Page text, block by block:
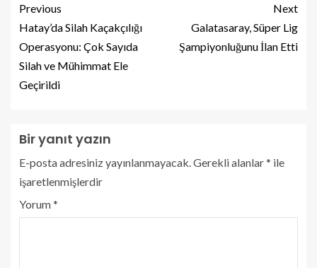
Previous
Hatay’da Silah Kaçakçılığı
Operasyonu: Çok Sayıda
Silah ve Mühimmat Ele
Geçirildi
Next
Galatasaray, Süper Lig
Şampiyonluğunu İlan Etti
Bir yanıt yazın
E-posta adresiniz yayınlanmayacak. Gerekli alanlar* ile
işaretlenmişlerdir
Yorum*